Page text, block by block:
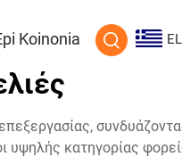
Koinonia EL
υψηλής κατηγορίας